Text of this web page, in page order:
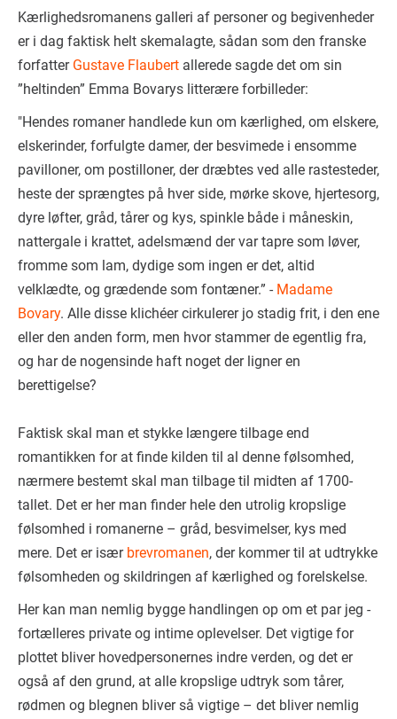
Kærlighedsromanens galleri af personer og begivenheder
er i dag faktisk helt skemalagte, sådan som den franske
forfatter Gustave Flaubert allerede sagde det om sin
”heltinden” Emma Bovarys litterære forbilleder:
"Hendes romaner handlede kun om kærlighed, om elskere,
elskerinder, forfulgte damer, der besvimede i ensomme
pavilloner, om postilloner, der dræbtes ved alle rastesteder,
heste der sprængtes på hver side, mørke skove, hjertesorg,
dyre løfter, gråd, tårer og kys, spinkle både i måneskin,
nattergale i krattet, adelsmænd der var tapre som løver,
fromme som lam, dydige som ingen er det, altid
velklædte, og grædende som fontæner.” - Madame
Bovary. Alle disse klichéer cirkulerer jo stadig frit, i den ene
eller den anden form, men hvor stammer de egentlig fra,
og har de nogensinde haft noget der ligner en
berettigelse?
Faktisk skal man et stykke længere tilbage end
romantikken for at finde kilden til al denne følsomhed,
nærmere bestemt skal man tilbage til midten af 1700-
tallet. Det er her man finder hele den utrolig kropslige
følsomhed i romanerne – gråd, besvimelser, kys med
mere. Det er især brevromanen, der kommer til at udtrykke
følsomheden og skildringen af kærlighed og forelskelse.
Her kan man nemlig bygge handlingen op om et par jeg -
fortælleres private og intime oplevelser. Det vigtige for
plottet bliver hovedpersonernes indre verden, og det er
også af den grund, at alle kropslige udtryk som tårer,
rødmen og blegnen bliver så vigtige – det bliver nemlig